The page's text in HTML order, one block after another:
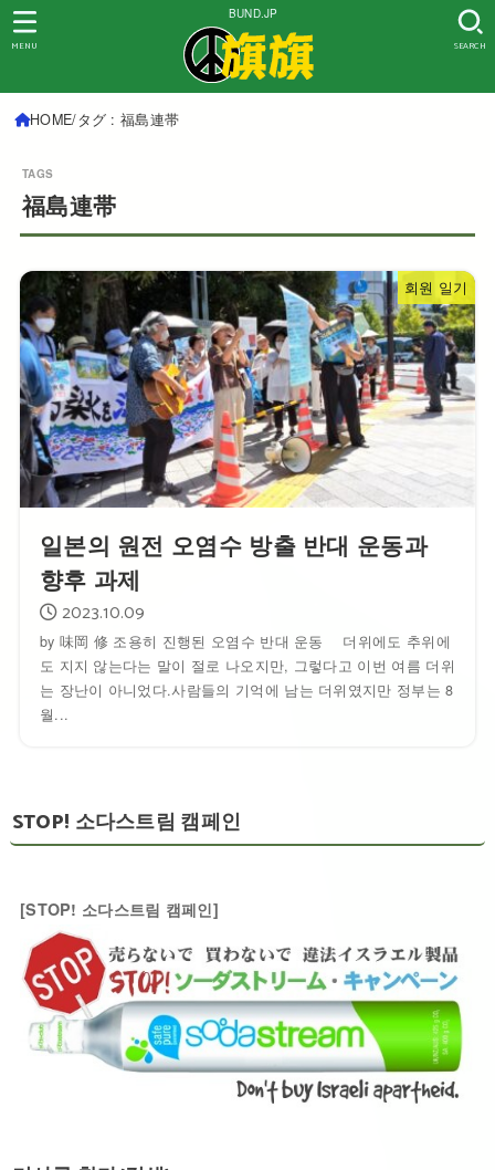
BUND.JP
SEARCH
MENU
HOME タグ : 福島連帯
福島連帯
회원 일기
일본의 원전 오염수 방출 반대 운동과
향후 과제
2023.10.09
by 味岡 修 조용히 진행된 오염수 반대 운동 더위에도 추위에
도 지지 않는다는 말이 절로 나오지만, 그렇다고 이번 여름 더위
는 장난이 아니었다.사람들의 기억에 남는 더위였지만 정부는 8
월...
STOP! 소다스트림 캠페인
[STOP! 소다스트림 캠페인]